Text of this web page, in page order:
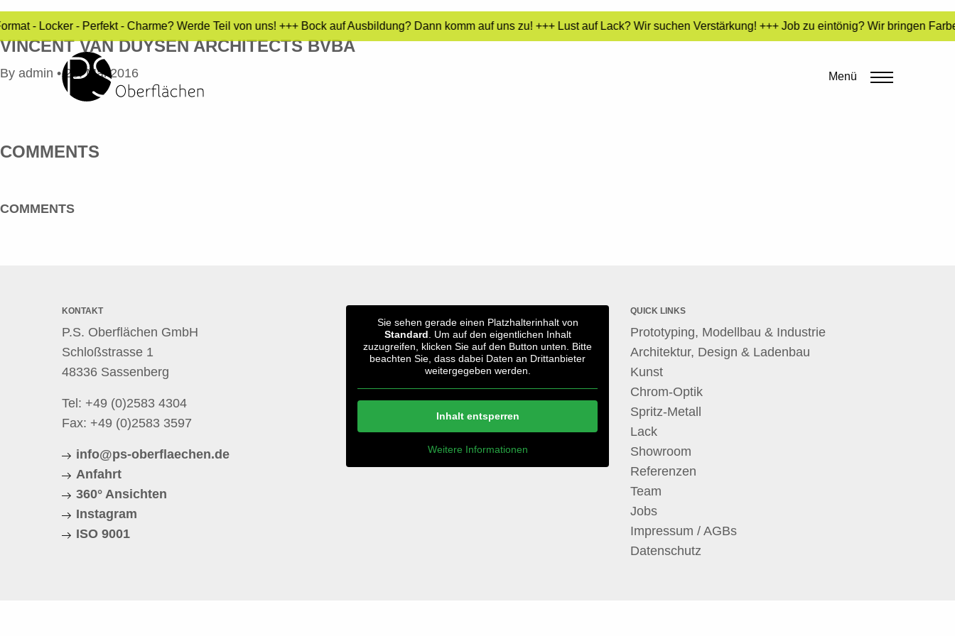
- Locker - Perfekt - Charme? Werde Teil von uns! +++ Bock auf Ausbildung? Dann komm auf uns zu! +++ Lust auf Lack? Wir suchen Verstärkung! +++ Job zu eintönig? Wir bringen
Menü
VINCENT VAN DUYSEN ARCHITECTS BVBA
By admin •20. Mai 2016
COMMENTS
COMMENTS
KONTAKT
P.S. Oberflächen GmbH
Schloßstrasse 1
48336 Sassenberg
Tel: +49 (0)2583 4304
Fax: +49 (0)2583 3597
info@ps-oberflaechen.de
Anfahrt
360° Ansichten
Instagram
ISO 9001
Sie sehen gerade einen Platzhalterinhalt von
Standard . Um auf den eigentlichen Inhalt
zuzugreifen, klicken Sie auf den Button unten. Bitte
beachten Sie, dass dabei Daten an Drittanbieter
weitergegeben werden.
Inhalt entsperren
Weitere Informationen
QUICK LINKS
Prototyping, Modellbau & Industrie
Architektur, Design & Ladenbau
Kunst
Chrom-Optik
Spritz-Metall
Lack
Showroom
Referenzen
Team
Jobs
Impressum / AGBs
Datenschutz